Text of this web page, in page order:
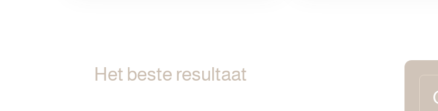
Het beste resultaat